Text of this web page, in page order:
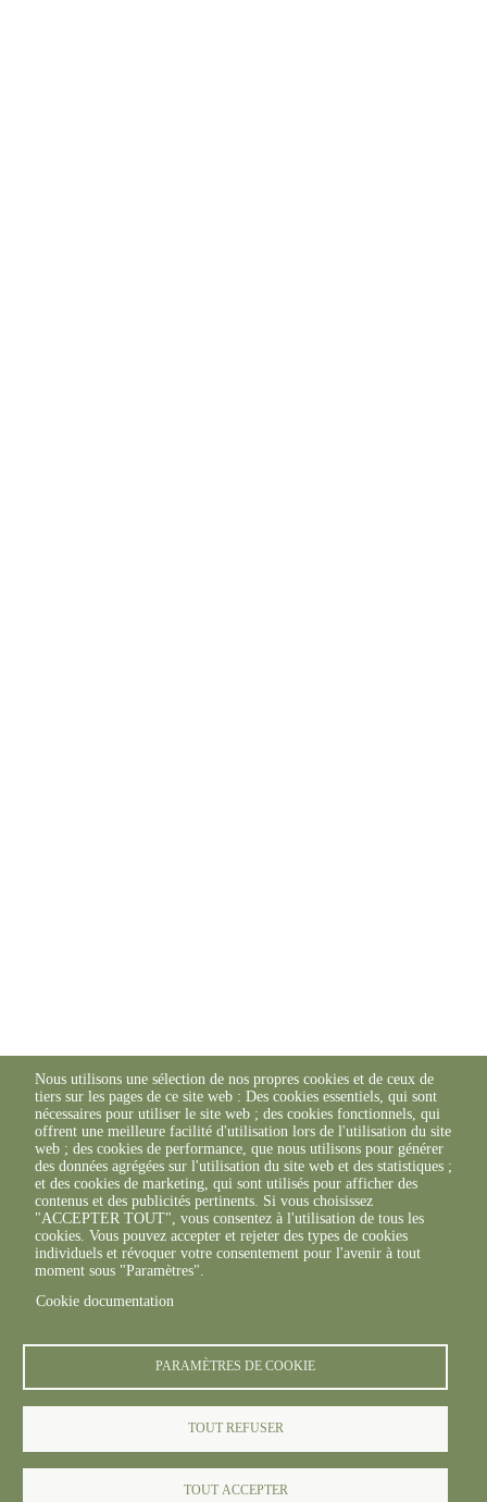
Nous utilisons une sélection de nos propres cookies et de ceux de
tiers sur les pages de ce site web : Des cookies essentiels, qui sont
nécessaires pour utiliser le site web ; des cookies fonctionnels, qui
offrent une meilleure facilité d'utilisation lors de l'utilisation du site
web ; des cookies de performance, que nous utilisons pour générer
des données agrégées sur l'utilisation du site web et des statistiques ;
et des cookies de marketing, qui sont utilisés pour afficher des
contenus et des publicités pertinents. Si vous choisissez
"ACCEPTER TOUT", vous consentez à l'utilisation de tous les
cookies. Vous pouvez accepter et rejeter des types de cookies
individuels et révoquer votre consentement pour l'avenir à tout
moment sous "Paramètres".
Cookie documentation
PARAMÈTRES DE COOKIE
TOUT REFUSER
TOUT ACCEPTER